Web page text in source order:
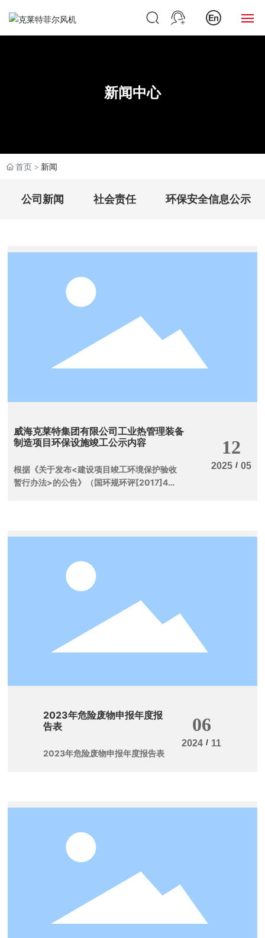
工程案例
新闻中心
首页 新闻
公司新闻 社会责任 环保安全信息公示
威海克莱特集团有限公司工业热管理装备
制造项目环保设施竣工公示内容
根据《关于发布<建设项目竣工环境保护验收
暂行办法>的公告》（国环规环评[2017]4
12
2025 / 05
2023年危险废物申报年度报
告表
2023年危险废物申报年度报告表
06
2024 / 11